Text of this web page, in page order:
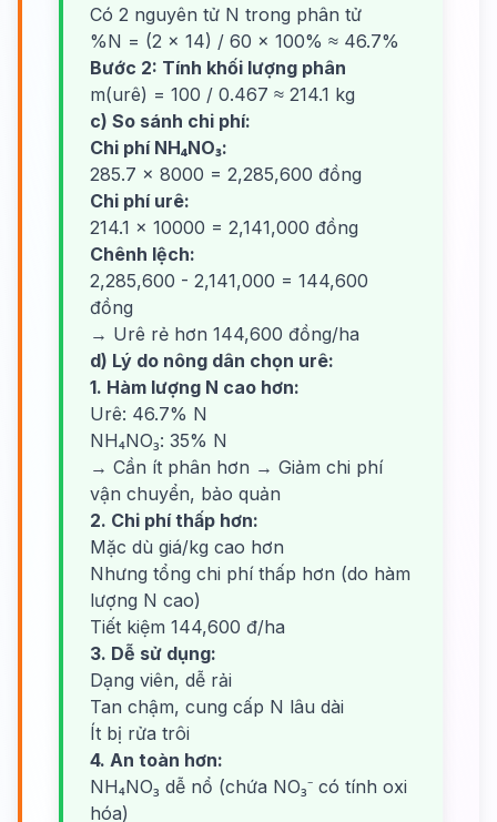
Có 2 nguyên tử N trong phân tử
%N = (2 × 14) / 60 × 100% ≈ 46.7%
Bước 2: Tính khối lượng phân
m(urê) = 100 / 0.467 ≈ 214.1 kg
c) So sánh chi phí:
Chi phí NH₄NO₃:
285.7 × 8000 = 2,285,600 đồng
Chi phí urê:
214.1 × 10000 = 2,141,000 đồng
Chênh lệch:
2,285,600 - 2,141,000 = 144,600
đồng
→ Urê rẻ hơn 144,600 đồng/ha
d) Lý do nông dân chọn urê:
1. Hàm lượng N cao hơn:
Urê: 46.7% N
NH₄NO₃: 35% N
→ Cần ít phân hơn → Giảm chi phí
vận chuyển, bảo quản
2. Chi phí thấp hơn:
Mặc dù giá/kg cao hơn
Nhưng tổng chi phí thấp hơn (do hàm
lượng N cao)
Tiết kiệm 144,600 đ/ha
3. Dễ sử dụng:
Dạng viên, dễ rải
Tan chậm, cung cấp N lâu dài
Ít bị rửa trôi
4. An toàn hơn:
NH₄NO₃ dễ nổ (chứa NO₃⁻ có tính oxi
hóa)